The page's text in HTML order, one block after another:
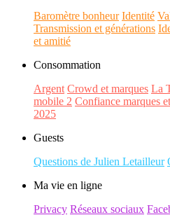
Baromètre bonheur Identité
Transmission et générations
et amitié
Consommation
Argent Crowd et marques La
mobile 2 Confiance marques
2025
Guests
Questions de Julien Letailleur
Ma vie en ligne
Privacy Réseaux sociaux